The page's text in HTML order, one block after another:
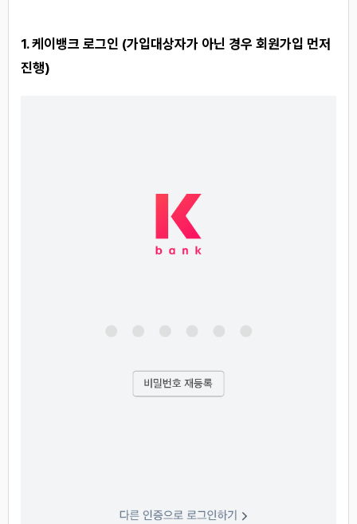
1. 케이뱅크 로그인 (가입대상자가 아닌 경우 회원가입 먼저
진행)